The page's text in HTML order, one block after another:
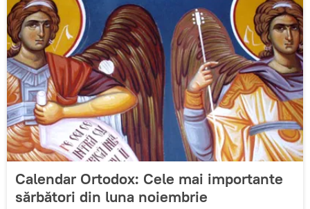
Calendar Ortodox: Cele mai importante
sărbători din luna noiembrie